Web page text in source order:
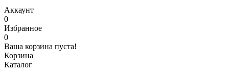
Аккаунт
0
Избранное
0
Ваша корзина пуста!
Корзина
Каталог